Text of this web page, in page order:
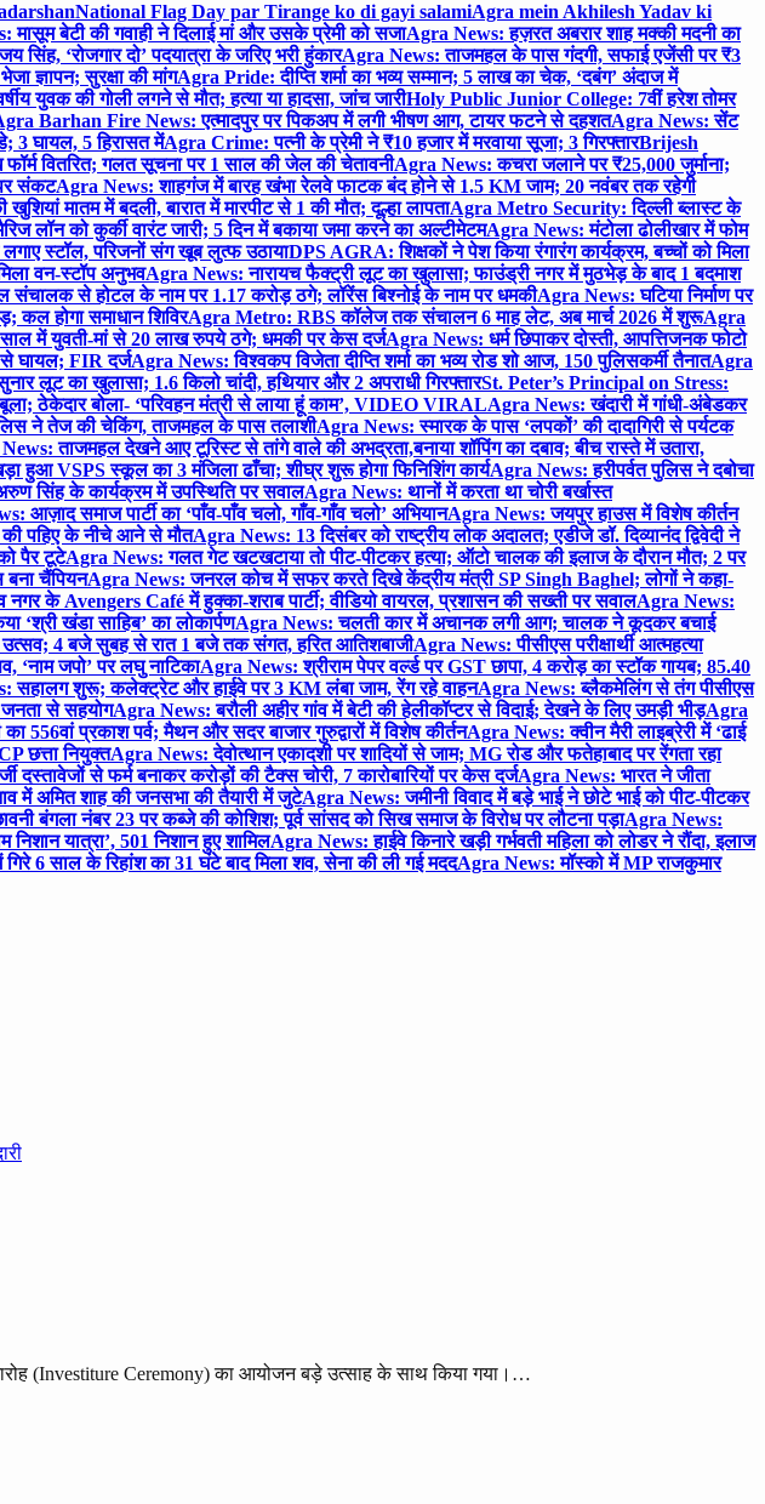
National Flag Day par Tirange ko di gayi salamiAgra mein Akhilesh Yadav ki
मासूम बेटी की गवाही ने दिलाई मां और उसके प्रेमी को सजाAgra News: हज़रत अबरार शाह मक्की मदनी का
‘रोजगार दो’ पदयात्रा के जरिए भरी हुंकारAgra News: ताजमहल के पास गंदगी, सफाई एजेंसी पर ₹3
ज्ञापन; सुरक्षा की मांगAgra Pride: दीप्ति शर्मा का भव्य सम्मान; 5 लाख का चेक, ‘दबंग’ अंदाज में
युवक की गोली लगने से मौत; हत्या या हादसा, जांच जारीHoly Public Junior College: 7वीं हरेश तोमर
Barhan Fire News: एत्मादपुर पर पिकअप में लगी भीषण आग, टायर फटने से दहशतAgra News: सेंट
3 घायल, 5 हिरासत मेंAgra Crime: पत्नी के प्रेमी ने ₹10 हजार में मरवाया सूजा; 3 गिरफ्तारBrijesh
वितरित; गलत सूचना पर 1 साल की जेल की चेतावनीAgra News: कचरा जलाने पर ₹25,000 जुर्माना;
संकटAgra News: शाहगंज में बारह खंभा रेलवे फाटक बंद होने से 1.5 KM जाम; 20 नवंबर तक रहेगी
मातम में बदली, बारात में मारपीट से 1 की मौत; दूल्हा लापताAgra Metro Security: दिल्ली ब्लास्ट के
लॉन को कुर्की वारंट जारी; 5 दिन में बकाया जमा करने का अल्टीमेटमAgra News: मंटोला ढोलीखार में फोम
स्टॉल, परिजनों संग खूब लुत्फ उठायाDPS AGRA: शिक्षकों ने पेश किया रंगारंग कार्यक्रम, बच्चों को मिला
वन-स्टॉप अनुभवAgra News: नारायच फैक्ट्री लूट का खुलासा; फाउंड्री नगर में मुठभेड़ के बाद 1 बदमाश
संचालक से होटल के नाम पर 1.17 करोड़ ठगे; लॉरेंस बिश्नोई के नाम पर धमकीAgra News: घटिया निर्माण पर
होगा समाधान शिविरAgra Metro: RBS कॉलेज तक संचालन 6 माह लेट, अब मार्च 2026 में शुरूAgra
में युवती-मां से 20 लाख रुपये ठगे; धमकी पर केस दर्जAgra News: धर्म छिपाकर दोस्ती, आपत्तिजनक फोटो
से घायल; FIR दर्जAgra News: विश्वकप विजेता दीप्ति शर्मा का भव्य रोड शो आज, 150 पुलिसकर्मी तैनातAgra
लूट का खुलासा; 1.6 किलो चांदी, हथियार और 2 अपराधी गिरफ्तारSt. Peter’s Principal on Stress:
ठेकेदार बोला- ‘परिवहन मंत्री से लाया हूं काम’, VIDEO VIRALAgra News: खंदारी में गांधी-अंबेडकर
ने तेज की चेकिंग, ताजमहल के पास तलाशीAgra News: स्मारक के पास ‘लपकों’ की दादागिरी से पर्यटक
ताजमहल देखने आए टूरिस्ट से तांगे वाले की अभद्रता,बनाया शॉपिंग का दबाव; बीच रास्ते में उतारा,
हुआ VSPS स्कूल का 3 मंजिला ढाँचा; शीघ्र शुरू होगा फिनिशिंग कार्यAgra News: हरीपर्वत पुलिस ने दबोचा
सिंह के कार्यक्रम में उपस्थिति पर सवालAgra News: थानों में करता था चोरी बर्खास्त
आज़ाद समाज पार्टी का ‘पाँव-पाँव चलो, गाँव-गाँव चलो’ अभियानAgra News: जयपुर हाउस में विशेष कीर्तन
पहिए के नीचे आने से मौतAgra News: 13 दिसंबर को राष्ट्रीय लोक अदालत; एडीजे डॉ. दिव्यानंद द्विवेदी ने
पैर टूटेAgra News: गलत गेट खटखटाया तो पीट-पीटकर हत्या; ऑटो चालक की इलाज के दौरान मौत; 2 पर
बना चैंपियनAgra News: जनरल कोच में सफर करते दिखे केंद्रीय मंत्री SP Singh Baghel; लोगों ने कहा-
के Avengers Café में हुक्का-शराब पार्टी; वीडियो वायरल, प्रशासन की सख्ती पर सवालAgra News:
‘श्री खंडा साहिब’ का लोकार्पणAgra News: चलती कार में अचानक लगी आग; चालक ने कूदकर बचाई
4 बजे सुबह से रात 1 बजे तक संगत, हरित आतिशबाजीAgra News: पीसीएस परीक्षार्थी आत्महत्या
जपो’ पर लघु नाटिकाAgra News: श्रीराम पेपर वर्ल्ड पर GST छापा, 4 करोड़ का स्टॉक गायब; 85.40
सहालग शुरू; कलेक्ट्रेट और हाईवे पर 3 KM लंबा जाम, रेंग रहे वाहनAgra News: ब्लैकमेलिंग से तंग पीसीएस
से सहयोगAgra News: बरौली अहीर गांव में बेटी की हेलीकॉप्टर से विदाई; देखने के लिए उमड़ी भीड़Agra
556वां प्रकाश पर्व; मैथन और सदर बाजार गुरुद्वारों में विशेष कीर्तनAgra News: क्वीन मैरी लाइब्रेरी में ‘ढाई
छत्ता नियुक्तAgra News: देवोत्थान एकादशी पर शादियों से जाम; MG रोड और फतेहाबाद पर रेंगता रहा
दस्तावेजों से फर्म बनाकर करोड़ों की टैक्स चोरी, 7 कारोबारियों पर केस दर्जAgra News: भारत ने जीता
में अमित शाह की जनसभा की तैयारी में जुटेAgra News: जमीनी विवाद में बड़े भाई ने छोटे भाई को पीट-पीटकर
बंगला नंबर 23 पर कब्जे की कोशिश; पूर्व सांसद को सिख समाज के विरोध पर लौटना पड़ाAgra News:
यात्रा’, 501 निशान हुए शामिलAgra News: हाईवे किनारे खड़ी गर्भवती महिला को लोडर ने रौंदा, इलाज
6 साल के रिहांश का 31 घंटे बाद मिला शव, सेना की ली गई मददAgra News: मॉस्को में MP राजकुमार
(Investiture Ceremony) का आयोजन बड़े उत्साह के साथ किया गया।…